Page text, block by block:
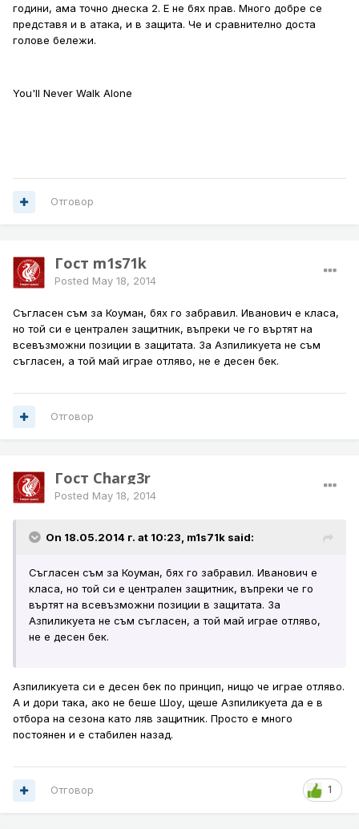
години, ама точно днеска 2. Е не бях прав. Много добре се
представя и в атака, и в защита. Че и сравнително доста
голове бележи.
You'll Never Walk Alone
Отговор
Гост m1s71k
Posted May 18, 2014
Съгласен съм за Коуман, бях го забравил. Иванович е класа,
но той си е централен защитник, въпреки че го въртят на
всевъзможни позиции в защитата. За Азпиликуета не съм
съгласен, а той май играе отляво, не е десен бек.
Отговор
Гост Charg3r
Posted May 18, 2014
On 18.05.2014 г. at 10:23, m1s71k said:
Съгласен съм за Коуман, бях го забравил. Иванович е
класа, но той си е централен защитник, въпреки че го
въртят на всевъзможни позиции в защитата. За
Азпиликуета не съм съгласен, а той май играе отляво,
не е десен бек.
Азпиликуета си е десен бек по принцип, нищо че играе отляво.
А и дори така, ако не беше Шоу, щеше Азпиликуета да е в
отбора на сезона като ляв защитник. Просто е много
постоянен и е стабилен назад.
1
Отговор